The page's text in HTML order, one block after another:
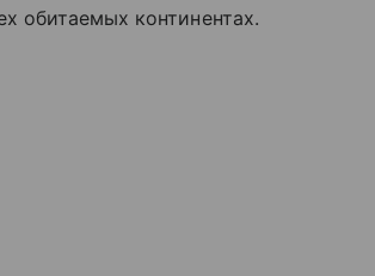
обитаемых континентах.